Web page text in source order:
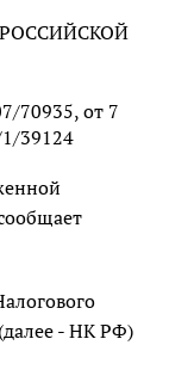
70935, от 7
39124
- НК РФ)